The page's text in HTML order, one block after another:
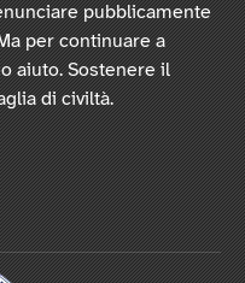
pubblicamente
per continuare a
aiuto. Sostenere il
di civiltà.